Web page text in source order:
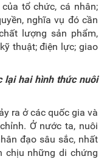
tổ chức, cá nhân;
nghĩa vụ đó cần
lượng sản phẩm,
thuật; điện lực; giao
lại hai hình thức nuôi
ra ở các quốc gia và
Ở nước ta, nuôi
đạo sâu sắc, nhất
chịu những di chứng